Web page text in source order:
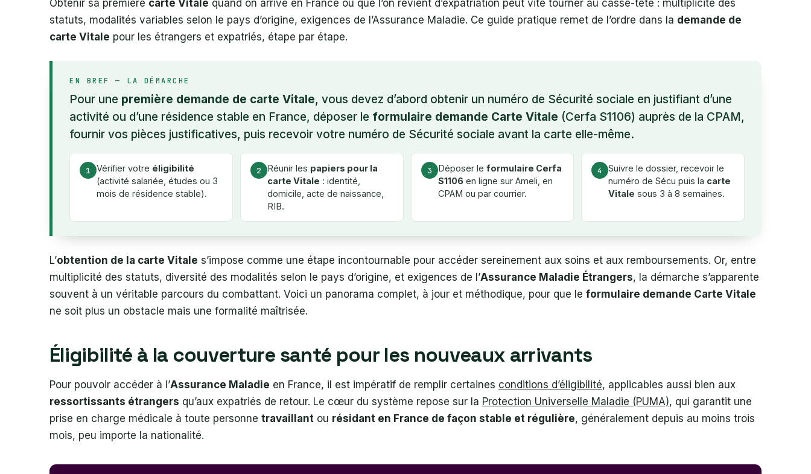
Obtenir sa première carte Vitale quand on arrive en France ou que l’on revient d’expatriation peut vite tourner au casse-tête : multiplicité des
statuts, modalités variables selon le pays d’origine, exigences de l’Assurance Maladie. Ce guide pratique remet de l’ordre dans la demande de
carte Vitale pour les étrangers et expatriés, étape par étape.
EN BREF — LA DÉMARCHE
Pour une première demande de carte Vitale, vous devez d’abord obtenir un numéro de Sécurité sociale en justifiant d’une
activité ou d’une résidence stable en France, déposer le formulaire demande Carte Vitale (Cerfa S1106) auprès de la CPAM,
fournir vos pièces justificatives, puis recevoir votre numéro de Sécurité sociale avant la carte elle-même.
1 Vérifier votre éligibilité
(activité salariée, études ou 3
mois de résidence stable).
2 Réunir les papiers pour la
carte Vitale : identité,
domicile, acte de naissance,
RIB.
3 Déposer le formulaire Cerfa
S1106en ligne sur Ameli, en
CPAM ou par courrier.
4
Suivre le dossier, recevoir le
numéro de Sécu puis la carte
Vitale sous 3 à 8 semaines.
L’obtention de la carte Vitale s’impose comme une étape incontournable pour accéder sereinement aux soins et aux remboursements. Or, entre
multiplicité des statuts, diversité des modalités selon le pays d’origine, et exigences de l’Assurance Maladie Étrangers, la démarche s’apparente
souvent à un véritable parcours du combattant. Voici un panorama complet, à jour et méthodique, pour que le formulaire demande Carte Vitale
ne soit plus un obstacle mais une formalité maîtrisée.
Éligibilité à la couverture santé pour les nouveaux arrivants
Pour pouvoir accéder à l’Assurance Maladie en France, il est impératif de remplir certaines conditions d’éligibilité, applicables aussi bien aux
ressortissants étrangers qu’aux expatriés de retour. Le cœur du système repose sur la Protection Universelle Maladie (PUMA), qui garantit une
prise en charge médicale à toute personne travaillant ou résidant en France de façon stable et régulière, généralement depuis au moins trois
mois, peu importe la nationalité.